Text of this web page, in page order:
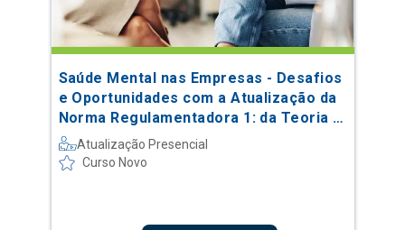
Saúde Mental nas Empresas - Desafios
e Oportunidades com a Atualização da
Norma Regulamentadora 1: da Teoria à
Prática
Atualização Presencial
Curso Novo